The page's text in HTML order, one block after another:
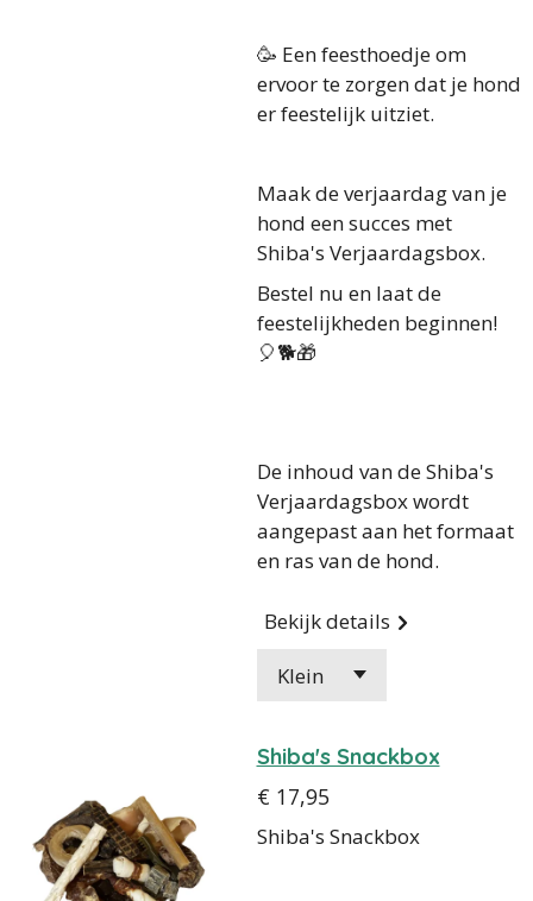
🥳 Een feesthoedje om
ervoor te zorgen dat je hond
er feestelijk uitziet.
Maak de verjaardag van je
hond een succes met
Shiba's Verjaardagsbox.
Bestel nu en laat de
feestelijkheden beginnen!
🎈🐕🎁
De inhoud van de Shiba's
Verjaardagsbox wordt
aangepast aan het formaat
en ras van de hond.
Bekijk details
Shiba's Snackbox
€ 17,95
Shiba's Snackbox